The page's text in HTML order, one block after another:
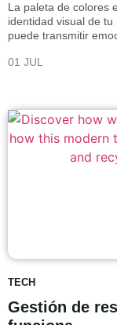
La paleta de colores
identidad visual de
puede transmitir
01 JUL
TECH
Gestión de